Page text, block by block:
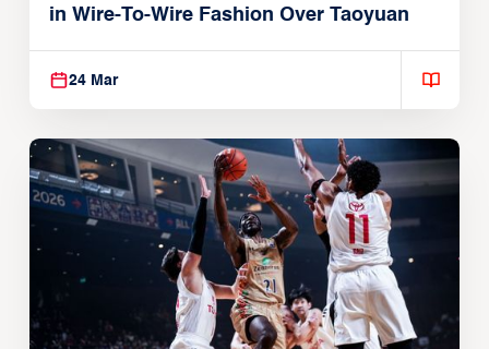
in Wire-To-Wire Fashion Over Taoyuan
24 Mar